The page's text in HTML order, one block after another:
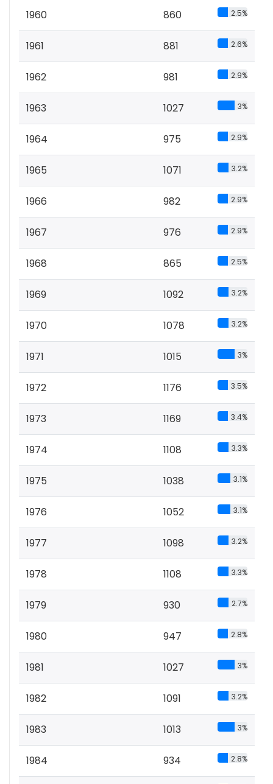
1960 860 2.5%
1961 881 2.6%
1962 981 2.9%
1963 1027 3%
1964 975 2.9%
1965 1071 3.2%
1966 982 2.9%
1967 976 2.9%
1968 865 2.5%
1969 1092 3.2%
1970 1078 3.2%
1971 1015 3%
1972 1176 3.5%
1973 1169 3.4%
1974 1108 3.3%
1975 1038 3.1%
1976 1052 3.1%
1977 1098 3.2%
1978 1108 3.3%
1979 930 2.7%
1980 947 2.8%
1981 1027 3%
1982 1091 3.2%
1983 1013 3%
1984 934 2.8%